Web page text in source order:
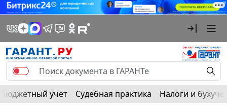
Бюджетный учет Судебная практика Налоги и